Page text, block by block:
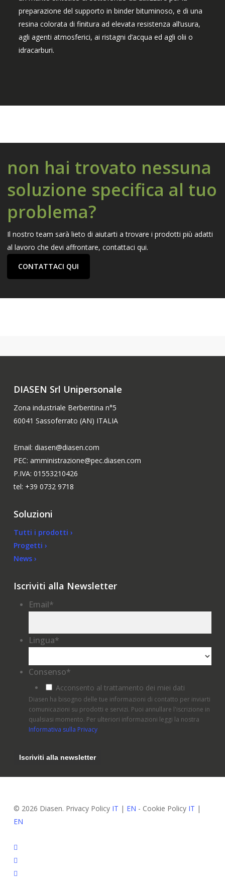
preparazione del supporto in binder bituminoso, e di una
resina colorata di finitura ad elevata resistenza all’usura,
agli agenti atmosferici, ai ristagni d’acqua ed agli olii o
idracarburi.
non hai trovato nessuna
soluzione specifica al tuo
problema?
Il nostro team sarà lieto di aiutarti a trovare i prodotti più adatti
al lavoro che devi affrontare, contattaci qui.
CONTATTACI QUI
DIASEN Srl Unipersonale
Zona industriale Berbentina n°5
60041 Sassoferrato (AN) ITALIA
Email: diasen@diasen.com
PEC: amministrazione@pec.diasen.com
P.IVA: 01553210426
tel: +39 0732 9718
Soluzioni
Tutti i prodotti ›
Progetti ›
News ›
Iscriviti alla Newsletter
Email*
Lingua*
Consenso*
Acconsento al trattamento dei miei dati
Diasen ha bisogno delle tue informazioni di contatto per inviarti
comunicazioni su prodotti e servizi. Puoi annullare l'iscrizione in
qualsiasi momento. Per ulteriori informazioni leggi la nostra
Informativa sulla Privacy
© 2026 Diasen. Privacy Policy IT | EN - Cookie Policy IT |
EN
facebook
pinterest
linkedin